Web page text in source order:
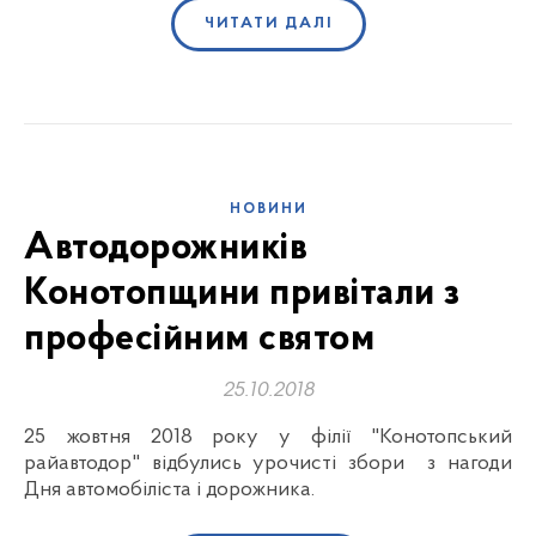
ЧИТАТИ ДАЛІ
НОВИНИ
Автодорожників
Конотопщини привітали з
професійним святом
25.10.2018
25 жовтня 2018 року у філії "Конотопський
райавтодор" відбулись урочисті збори з нагоди
Дня автомобіліста і дорожника.